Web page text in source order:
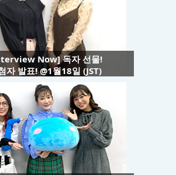
Now] 독자 선물!
자 발표! @1월18일 (JST)